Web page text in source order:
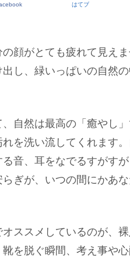
はてブ
顔がとても疲れて見えま
し、緑いっぱいの自然
自然は最高の「癒やし
を洗い流してくれます
音、耳をなでるすがす
ぎが、いつの間にかあ
ススメしているのが、
を脱ぐ瞬間、考え事や